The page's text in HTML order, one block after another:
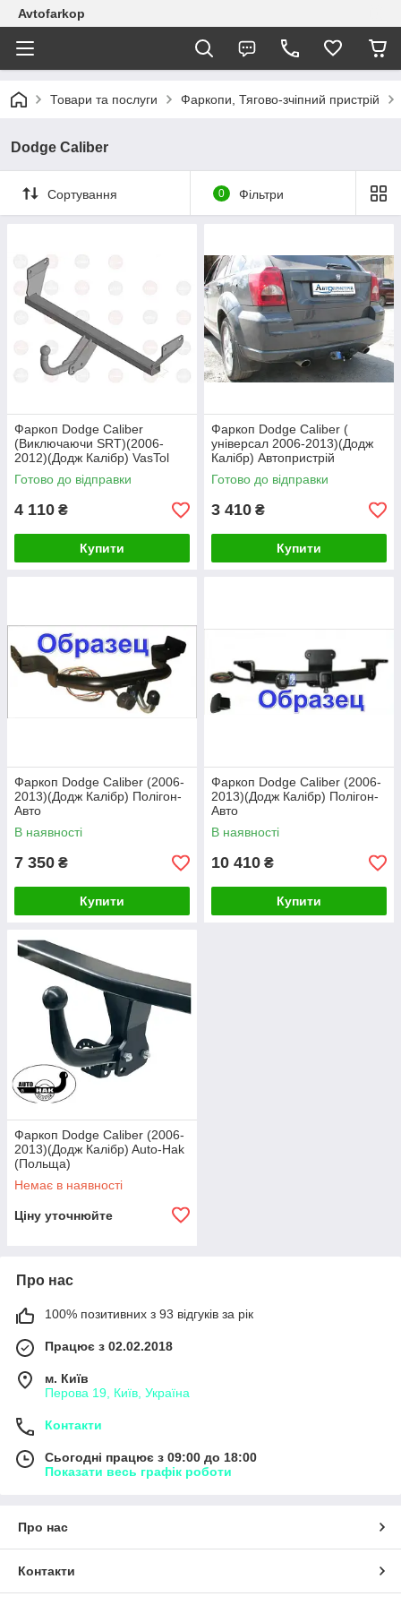
Avtofarkop
Товари та послуги Фаркопи, Тягово-зчіпний пристрій
Dodge Caliber
Сортування 0 Фільтри
Фаркоп Dodge Caliber
(Виключаючи SRT)(2006-
2012)(Додж Калібр) VasTol
Готово до відправки
4 110 ₴
Купити
Фаркоп Dodge Caliber (
універсал 2006-2013)(Додж
Калібр) Автопристрій
Готово до відправки
3 410 ₴
Купити
Фаркоп Dodge Caliber (2006-
2013)(Додж Калібр) Полігон-
Авто
В наявності
7 350 ₴
Купити
Фаркоп Dodge Caliber (2006-
2013)(Додж Калібр) Полігон-
Авто
В наявності
10 410 ₴
Купити
Фаркоп Dodge Caliber (2006-
2013)(Додж Калібр) Auto-Hak
(Польща)
Немає в наявності
Ціну уточнюйте
Про нас
100% позитивних з 93 відгуків за рік
Працює з 02.02.2018
м. Київ
Перова 19, Київ, Україна
Контакти
Сьогодні працює з 09:00 до 18:00
Показати весь графік роботи
Про нас
Контакти